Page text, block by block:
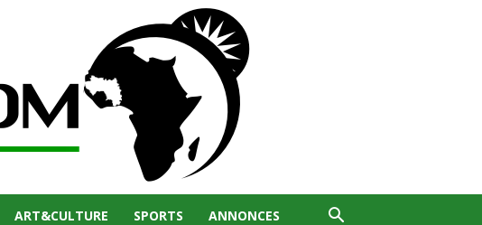
ART&CULTURE SPORTS ANNONCES